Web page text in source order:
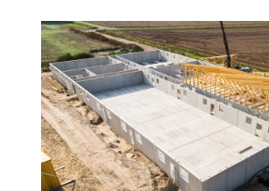
skuteczne zabezpieczenie kapitału.
niepewna sytuacja geopolityczna
opłacalność zakupu ziemi w
wciąż warto interesować się tym
rynku?